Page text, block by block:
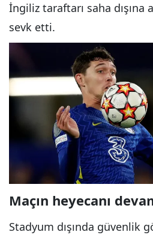
İngiliz taraftarı saha dışına
sevk etti.
Maçın heyecanı
Stadyum dışında güvenlik